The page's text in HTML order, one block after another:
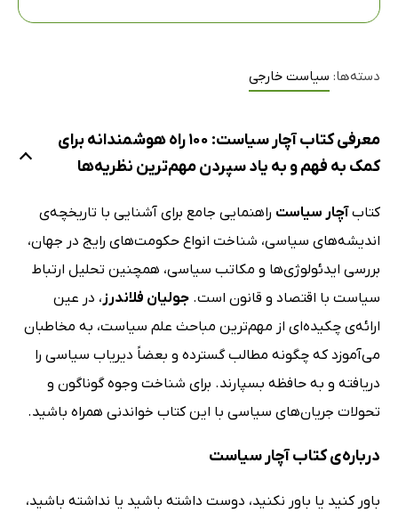
دسته‌ها: سیاست خارجی
معرفی کتاب آچار سیاست: 100 راه هوشمندانه برای
کمک به فهم و به یاد سپردن مهم‌ترین نظریه‌ها
کتابآچار سیاست راهنمایی جامع برای آشنایی با تاریخچه‌ی
اندیشه‌های سیاسی، شناخت انواع حکومت‌های رایج در جهان،
بررسی ایدئولوژی‌ها و مکاتب سیاسی، همچنین تحلیل ارتباط
سیاست با اقتصاد و قانون است. جولیان فلاندرز، در عین
ارائه‌ی چکیده‌ای از مهم‌ترین مباحث علم سیاست، به مخاطبان
می‌آموزد که چگونه مطالب گسترده و بعضاً دیریاب سیاسی را
دریافته و به حافظه بسپارند. برای شناخت وجوه گوناگون و
تحولات جریان‌های سیاسی با این کتاب خواندنی همراه باشید.
درباره‌ی کتاب آچار سیاست
باور کنید یا باور نکنید، دوست داشته باشید یا نداشته باشید،